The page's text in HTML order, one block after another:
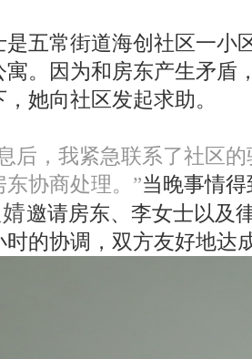
是五常街道海创社区一小
寓。因为和房东产生矛盾
她向社区发起求助。
后，我紧急联系了社区
协商处理。”当晚事情
邀请房东、李女士以及
时的协调，双方友好地达